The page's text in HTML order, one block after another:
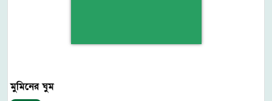
মুমিনের ঘুম